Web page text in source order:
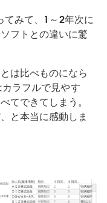
みて、1～2年次に
フトとの違いに驚
は比べものになら
ラフルで見やす
てできてしまう。
と本当に感動しま